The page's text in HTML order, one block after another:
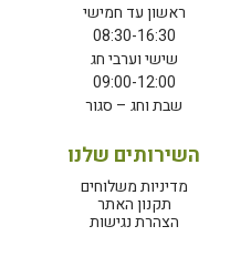
ראשון עד חמישי
08:30-16:30
שישי וערבי חג
09:00-12:00
שבת וחג – סגור
השירותים שלנו
מדיניות משלוחים
תקנון האתר
הצהרת נגישות